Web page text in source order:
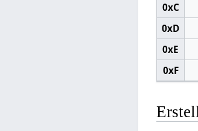
0xC
0xD
0xE
0xF